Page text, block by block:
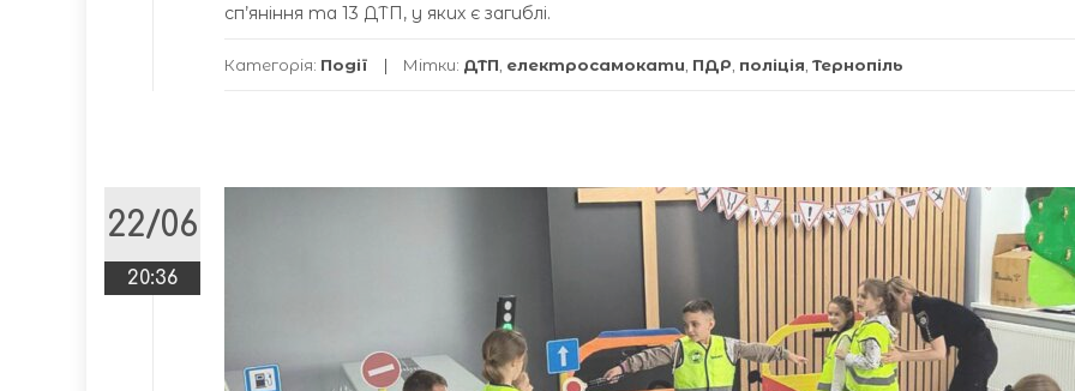
сп’яніння та 13 ДТП, у яких є загиблі.
Категорія: Події Мітки: ДТП електросамокати ПДР поліція Тернопіль
22/06
20:36